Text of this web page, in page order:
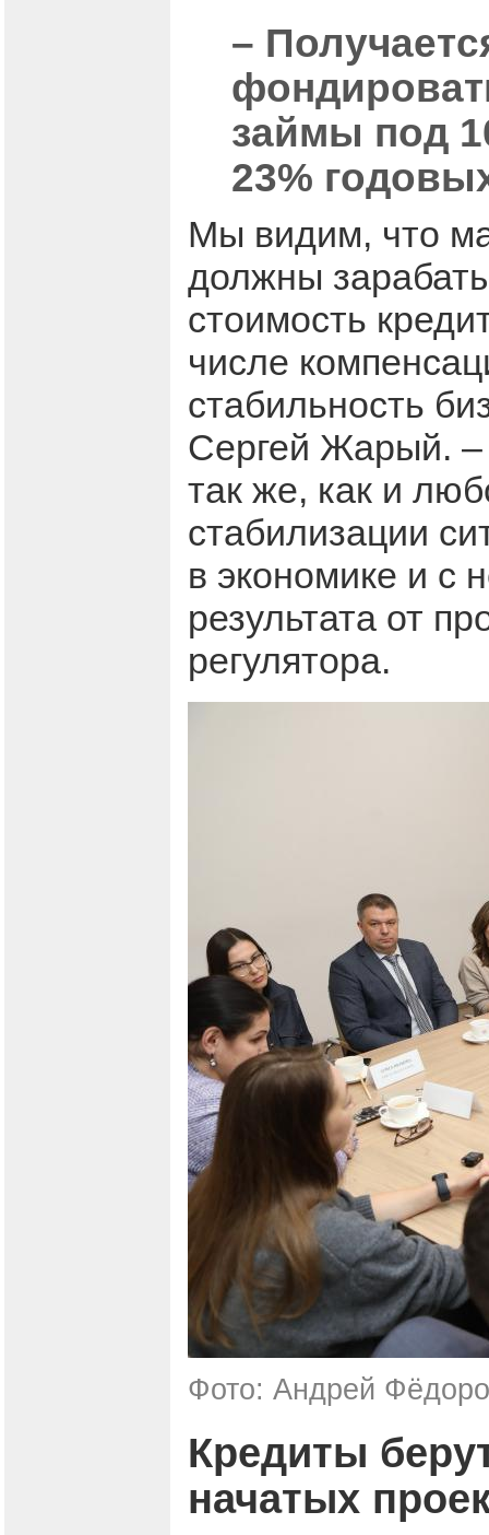
–
займы под
23%
Мы видим, что
должны
стоимость
числе
стабильность
Сергей Жарый. –
так же, как и
стабилизации
в экономике и с
результата от
регулятора.
Фото: Андрей
Кредиты
начатых